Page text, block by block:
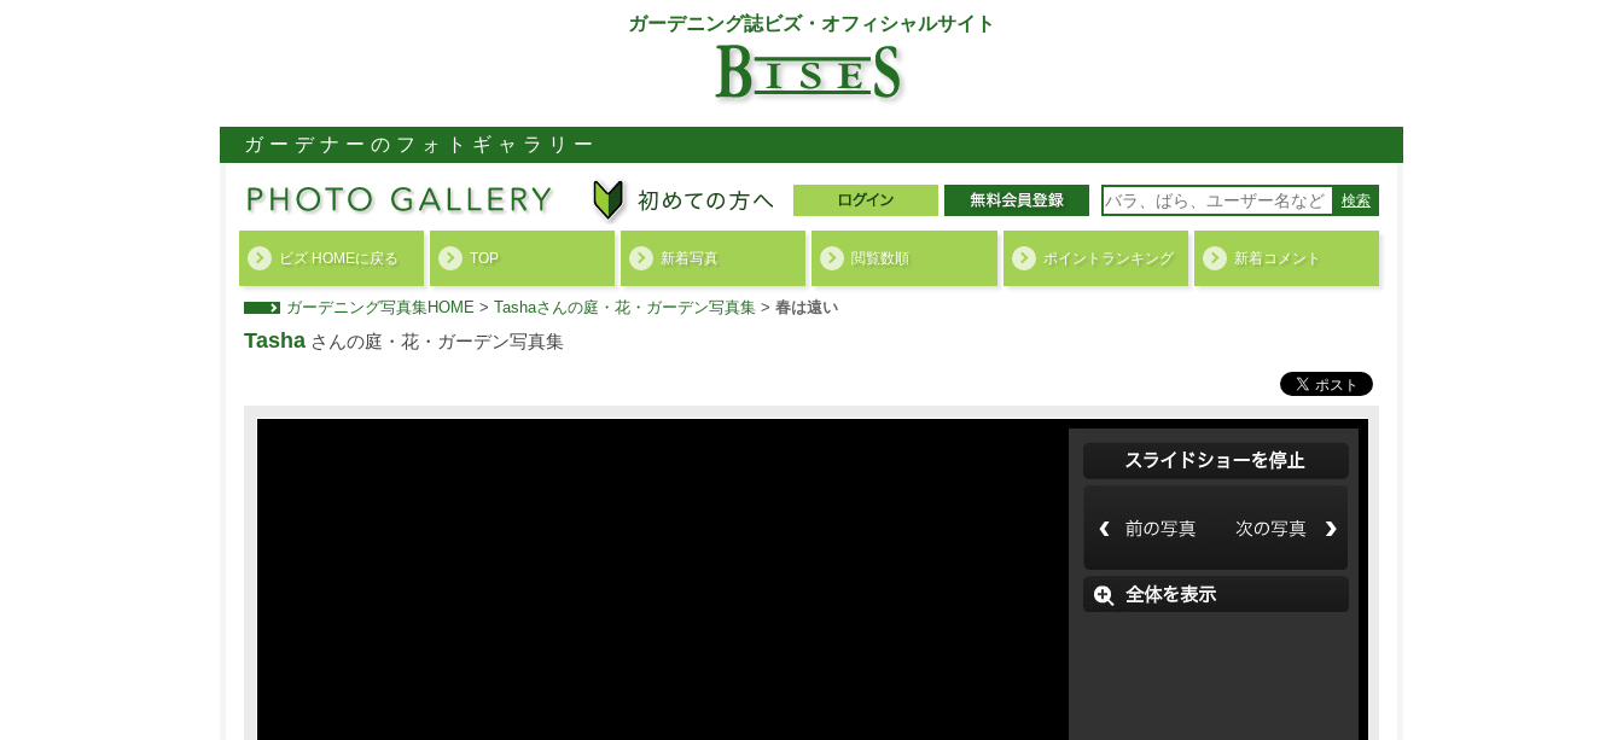
ガーデニング誌ビズ・オフィシャルサイト
ガーデナーのフォトギャラリー
検索
ビズ HOMEに戻る TOP 新着写真 閲覧数順 ポイント ランキング 新着コメント
ガーデニング写真集HOME > Tashaさんの庭・花・ガーデン写真集 > 春は遠い
Tasha さんの庭・花・ガーデン写真集